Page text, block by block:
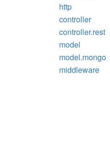
http
controller
controller.rest
model
model.mongo
middleware